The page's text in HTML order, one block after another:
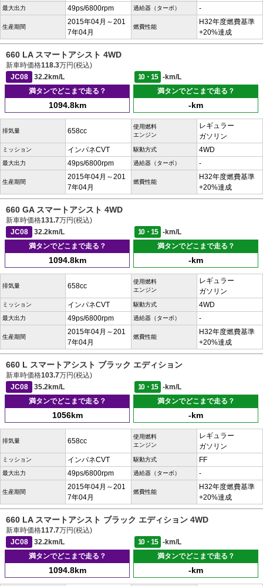
最大出力 49ps/6800rpm 過給器（ターボ） -
生産期間
2015年04月～201
7年04月
燃費性能
H32年度燃費基準
+20%達成
660 LA スマートアシスト 4WD
新車時価格118.3万円(税込)
JC08
32.2km/L 10・15
-km/L
満タンでどこまで走る？
1094.8km
満タンでどこまで走る？
-km
排気量 658cc
使用燃料
エンジン
レギュラー
ガソリン
ミッション インパネCVT 駆動方式 4WD
最大出力 49ps/6800rpm 過給器（ターボ） -
生産期間
2015年04月～201
7年04月
燃費性能
H32年度燃費基準
+20%達成
660 GA スマートアシスト 4WD
新車時価格131.7万円(税込)
JC08
32.2km/L 10・15
-km/L
満タンでどこまで走る？
1094.8km
満タンでどこまで走る？
-km
排気量 658cc
使用燃料
エンジン
レギュラー
ガソリン
ミッション インパネCVT 駆動方式 4WD
最大出力 49ps/6800rpm 過給器（ターボ） -
生産期間
2015年04月～201
7年04月
燃費性能
H32年度燃費基準
+20%達成
660 L スマートアシスト ブラック エディション
新車時価格103.7万円(税込)
JC08
35.2km/L 10・15
-km/L
満タンでどこまで走る？
1056km
満タンでどこまで走る？
-km
排気量 658cc
使用燃料
エンジン
レギュラー
ガソリン
ミッション インパネCVT 駆動方式 FF
最大出力 49ps/6800rpm 過給器（ターボ） -
生産期間
2015年04月～201
7年04月
燃費性能
H32年度燃費基準
+20%達成
660 LA スマートアシスト ブラック エディション 4WD
新車時価格117.7万円(税込)
JC08
32.2km/L 10・15
-km/L
満タンでどこまで走る？
1094.8km
満タンでどこまで走る？
-km